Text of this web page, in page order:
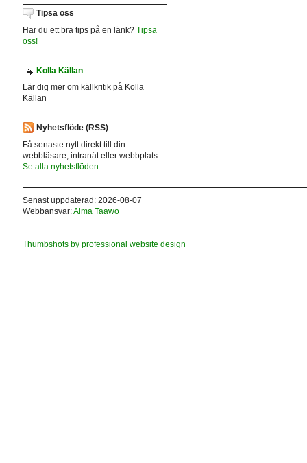
Tipsa oss
Har du ett bra tips på en länk? Tipsa
oss!
Kolla Källan
Lär dig mer om källkritik på Kolla
Källan
Nyhetsflöde (RSS)
Få senaste nytt direkt till din
webbläsare, intranät eller webbplats.
Se alla nyhetsflöden.
Senast uppdaterad: 2026-08-07
Webbansvar:Alma Taawo
Thumbshots by professional website design